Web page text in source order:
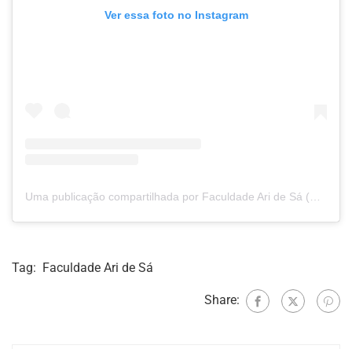
Ver essa foto no Instagram
Tag: Faculdade Ari de Sá
Share: